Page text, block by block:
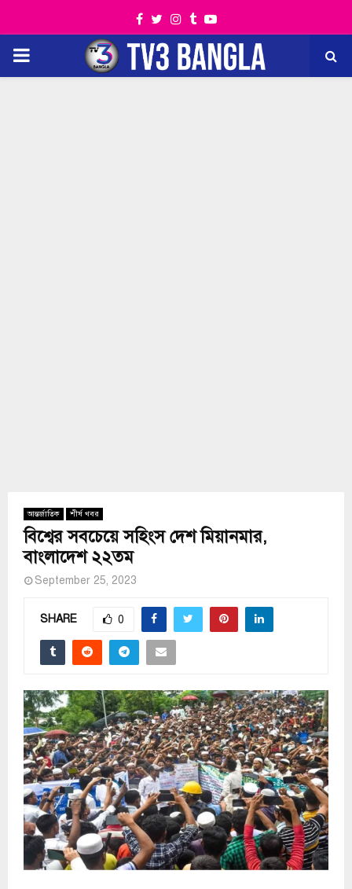
Facebook
TwitterInstagram
TumblrYoutube
PRIMARY
আন্তর্জাতিক শীর্ষ খবর
বিশ্বের সবচেয়ে সহিংস দেশ মিয়ানমার,
বাংলাদেশ ২২তম
September 25, 2023
SHARE 0